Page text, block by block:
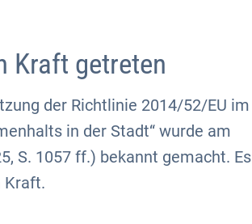
Kraft getreten
der Richtlinie 2014/52/EU im
in der Stadt“ wurde am
S. 1057 ff.) bekannt gemacht. Es
Kraft.